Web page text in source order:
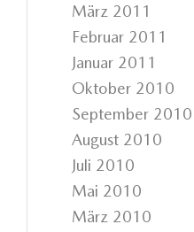
März 2011
Februar 2011
Januar 2011
Oktober 2010
September 2010
August 2010
Juli 2010
Mai 2010
März 2010